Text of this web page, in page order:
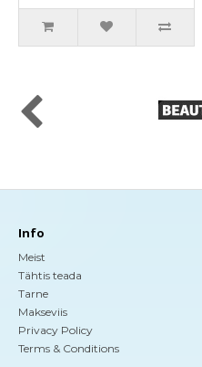
Info
Meist
Tähtis teada
Tarne
Makseviis
Privacy Policy
Terms & Conditions